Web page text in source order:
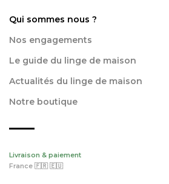
Qui sommes nous ?
Nos engagements
Le guide du linge de maison
Actualités du linge de maison
Notre boutique
Livraison & paiement
France 🇫🇷 🇪🇺